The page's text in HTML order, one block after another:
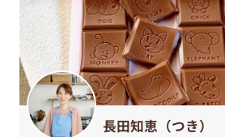
長田知恵（つき）